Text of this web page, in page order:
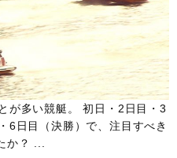
が多い競艇。 初日・2日目・3
6日目（決勝）で、注目すべき
か？ ...